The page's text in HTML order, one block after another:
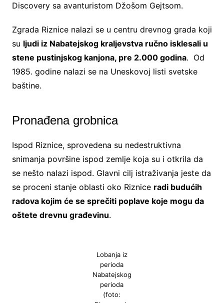
Discovery sa avanturistom Džošom Gejtsom.
Zgrada Riznice nalazi se u centru drevnog grada koji
su ljudi iz Nabatejskog kraljevstva ručno isklesali u
stene pustinjskog kanjona, pre 2.000 godina. Od
1985. godine nalazi se na Uneskovoj listi svetske
baštine.
Pronađena grobnica
Ispod Riznice, sprovedena su nedestruktivna
snimanja površine ispod zemlje koja su i otkrila da
se nešto nalazi ispod. Glavni cilj istraživanja jeste da
se proceni stanje oblasti oko Riznice radi budućih
radova kojim će se sprečiti poplave koje mogu da
oštete drevnu građevinu.
Lobanja iz
perioda
Nabatejskog
perioda
(foto: